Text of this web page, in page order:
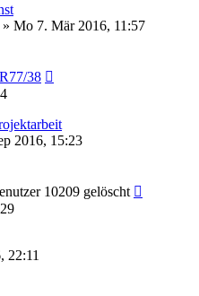
» Mo 7. Mär 2016, 11:57
38
2016, 15:23
10209 gelöscht
22:11